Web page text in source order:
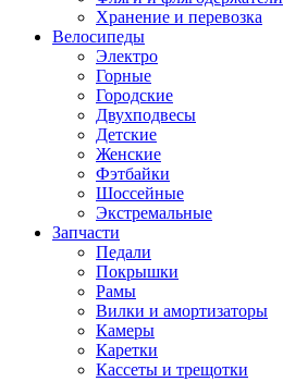
Хранение и перевозка
Велосипеды
Электро
Горные
Городские
Двухподвесы
Детские
Женские
Фэтбайки
Шоссейные
Экстремальные
Запчасти
Педали
Покрышки
Рамы
Вилки и амортизаторы
Камеры
Каретки
Кассеты и трещотки